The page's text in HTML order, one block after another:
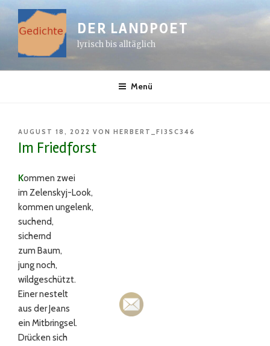
Inhalt
springen
DER LANDPOET
lyrisch bis alltäglich
Menü
VERÖFFENTLICHT
AM
AUGUST 18, 2022 VON HERBERT_FI3SC346
Im Friedforst
Kommen zwei
im Zelenskyj-Look,
kommen ungelenk,
suchend,
sichernd
zum Baum,
jung noch,
wildgeschützt.
Einer nestelt
aus der Jeans
ein Mitbringsel.
Drücken sich